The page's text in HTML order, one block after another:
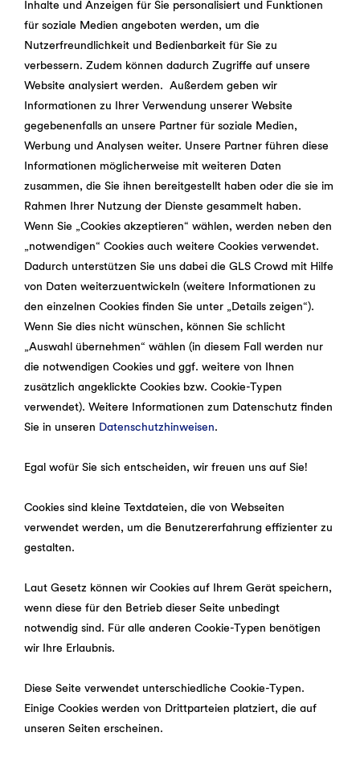
Inhalte und Anzeigen für Sie personalisiert und Funktionen
für soziale Medien angeboten werden, um die
Nutzerfreundlichkeit und Bedienbarkeit für Sie zu
verbessern. Zudem können dadurch Zugriffe auf unsere
Website analysiert werden. Außerdem geben wir
Informationen zu Ihrer Verwendung unserer Website
gegebenenfalls an unsere Partner für soziale Medien,
Werbung und Analysen weiter. Unsere Partner führen diese
Informationen möglicherweise mit weiteren Daten
zusammen, die Sie ihnen bereitgestellt haben oder die sie im
Rahmen Ihrer Nutzung der Dienste gesammelt haben.
Wenn Sie „Cookies akzeptieren“ wählen, werden neben den
„notwendigen“ Cookies auch weitere Cookies verwendet.
Dadurch unterstützen Sie uns dabei die GLS Crowd mit Hilfe
von Daten weiterzuentwickeln (weitere Informationen zu
den einzelnen Cookies finden Sie unter „Details zeigen“).
Wenn Sie dies nicht wünschen, können Sie schlicht
„Auswahl übernehmen“ wählen (in diesem Fall werden nur
die notwendigen Cookies und ggf. weitere von Ihnen
zusätzlich angeklickte Cookies bzw. Cookie-Typen
verwendet). Weitere Informationen zum Datenschutz finden
Sie in unseren Datenschutzhinweisen.
Egal wofür Sie sich entscheiden, wir freuen uns auf Sie!
Cookies sind kleine Textdateien, die von Webseiten
verwendet werden, um die Benutzererfahrung effizienter zu
gestalten.
Laut Gesetz können wir Cookies auf Ihrem Gerät speichern,
wenn diese für den Betrieb dieser Seite unbedingt
notwendig sind. Für alle anderen Cookie-Typen benötigen
wir Ihre Erlaubnis.
Diese Seite verwendet unterschiedliche Cookie-Typen.
Einige Cookies werden von Drittparteien platziert, die auf
unseren Seiten erscheinen.